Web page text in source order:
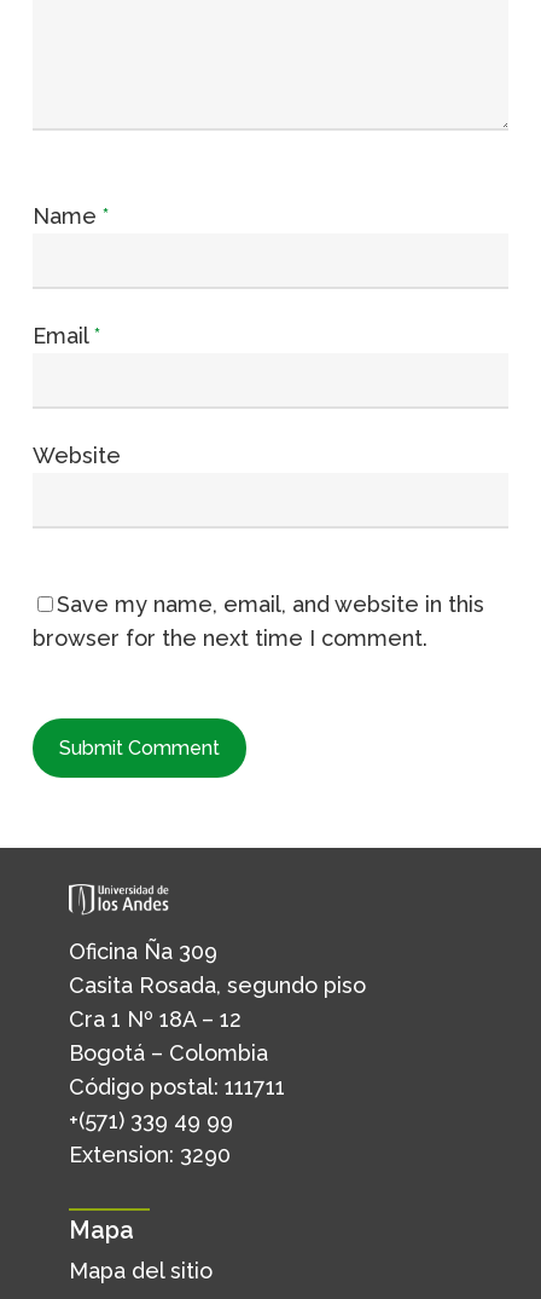
Name *
Email*
Website
Save my name, email, and website in this
browser for the next time I comment.
Oficina Ña 309
Casita Rosada, segundo piso
Cra 1 Nº 18A – 12
Bogotá – Colombia
Código postal: 111711
+(571) 339 49 99
Extension: 3290
Mapa
Mapa del sitio